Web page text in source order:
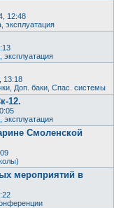
12:48
эксплуатация
эксплуатация
13:18
Доп. баки, Спас. системы
12.
эксплуатация
Смоленской
мероприятий в